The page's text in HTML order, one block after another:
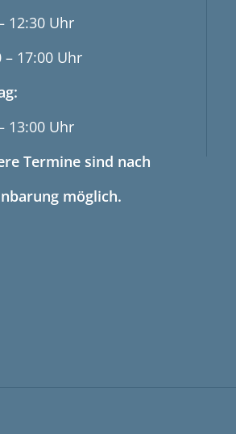
12:30 Uhr
– 17:00 Uhr
13:00 Uhr
Termine sind nach
möglich.